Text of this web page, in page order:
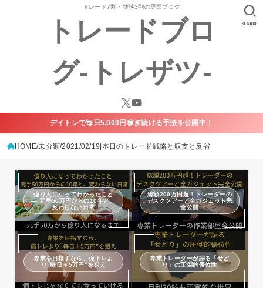
トレード7割・雑談3割の専業ブログ
トレードブロ
グ-トレザツ-
SEARCH
デイトレで毎日5,000円稼ぎ続ける手法を公開中！
HOME 未分類 2021/02/19|本日のトレード戦略と収支と反省
億り人になってわかったこと
— 元手50万円からの10年と、
変わらない日常
総額200万円超！トレーダーの
デスクツアーと全ガジェット完
全公開
専業を目指すなら、億トレよ
り“毎日＋5万円”を狙え
専業トレーダーが語る「せど
り」の圧倒的優位性